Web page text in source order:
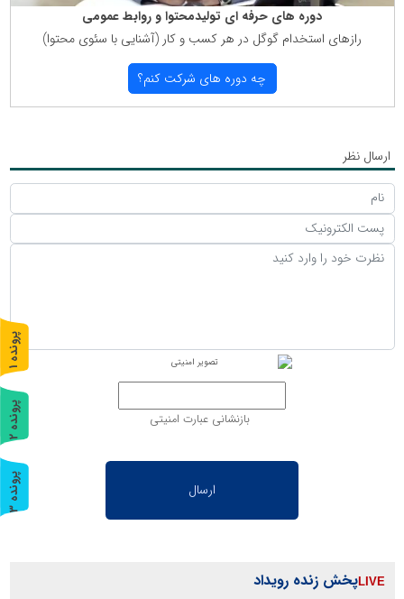
دوره های حرفه ای تولیدمحتوا و روابط عمومی
رازهای استخدام گوگل در هر كسب و كار (آشنایی با سئوی محتوا)
چه دوره های شركت كنم؟
ارسال نظر
بازنشانی عبارت امنیتی
پخش زنده رویداد
پ
ر
و
ن
د
ه
1
پ
ر
و
ن
د
ه
2
پ
ر
و
ن
د
ه
3